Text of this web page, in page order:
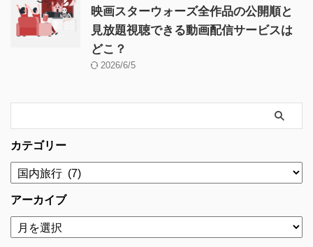
映画スターウォーズ全作品の公開順と
見放題視聴できる動画配信サービスは
どこ？
2026/6/5
カテゴリー
アーカイブ